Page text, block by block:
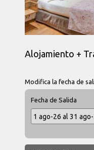
Alojamiento +
Modifica la fecha de
Fecha de Salida